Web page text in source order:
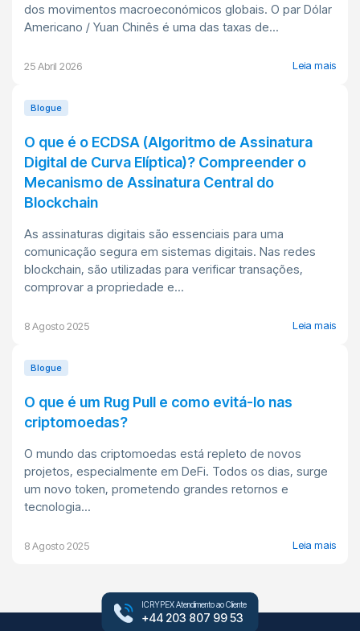
dos movimentos macroeconómicos globais. O par Dólar
Americano / Yuan Chinês é uma das taxas de...
25 Abril 2026 Leia mais
Blogue
O que é o ECDSA (Algoritmo de Assinatura
Digital de Curva Elíptica)? Compreender o
Mecanismo de Assinatura Central do
Blockchain
As assinaturas digitais são essenciais para uma
comunicação segura em sistemas digitais. Nas redes
blockchain, são utilizadas para verificar transações,
comprovar a propriedade e...
8 Agosto 2025 Leia mais
Blogue
O que é um Rug Pull e como evitá-lo nas
criptomoedas?
O mundo das criptomoedas está repleto de novos
projetos, especialmente em DeFi. Todos os dias, surge
um novo token, prometendo grandes retornos e
tecnologia...
8 Agosto 2025 Leia mais
ICRYPEX Atendimento ao Cliente
+44 203 807 99 53